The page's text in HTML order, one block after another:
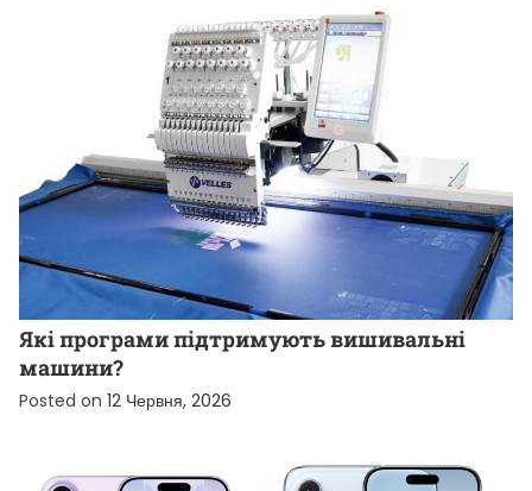
НОВИНИ ВІД КОМПАНІЙ
Які програми підтримують вишивальні
машини?
Posted on 12 Червня, 2026